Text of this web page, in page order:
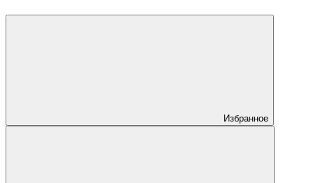
Избранное